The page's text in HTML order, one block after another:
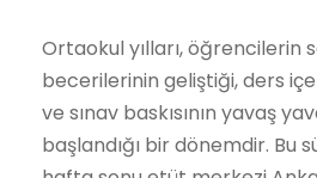
Ortaokul yılları, öğrencilerin
becerilerinin geliştiği, ders
ve sınav baskısının yavaş
başlandığı bir dönemdir. Bu